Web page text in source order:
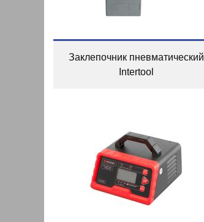
Заклепочник пневматический
Intertool